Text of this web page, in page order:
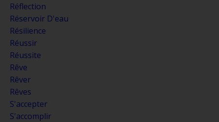
Réflection
Réservoir D'eau
Résilience
Réussir
Réussite
Rêve
Rêver
Rêves
S'accepter
S'accomplir